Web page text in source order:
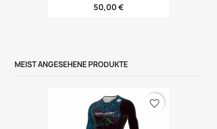
50,00 €
MEIST ANGESEHENE PRODUKTE
favorite_border